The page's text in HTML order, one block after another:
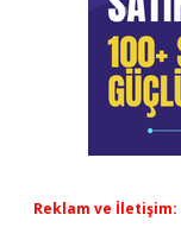
Reklam ve İletişim: